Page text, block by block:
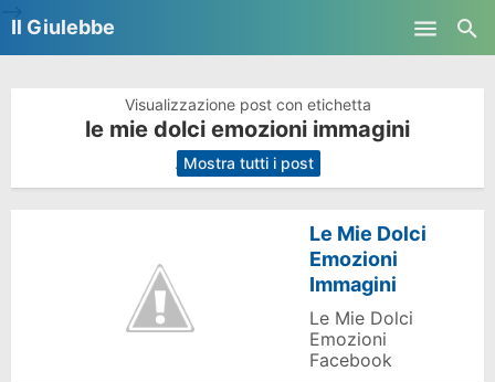
Il Giulebbe
Visualizzazione post con etichetta
le mie dolci emozioni immagini
. Mostra tutti i post
Le Mie Dolci
Emozioni
Immagini
Le Mie Dolci
Emozioni
Facebook